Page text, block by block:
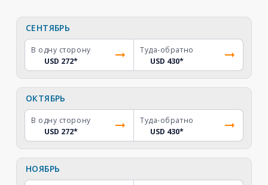
СЕНТЯБРЬ
В одну сторону
USD 272*
Туда-обратно
USD 430*
ОКТЯБРЬ
В одну сторону
USD 272*
Туда-обратно
USD 430*
НОЯБРЬ